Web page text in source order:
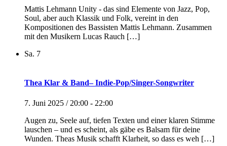
Mattis Lehmann Unity - das sind Elemente von Jazz, Pop,
Soul, aber auch Klassik und Folk, vereint in den
Kompositionen des Bassisten Mattis Lehmann. Zusammen
mit den Musikern Lucas Rauch […]
Sa. 7
Thea Klar & Band– Indie-Pop/Singer-Songwriter
7. Juni 2025 / 20:00 - 22:00
Augen zu, Seele auf, tiefen Texten und einer klaren Stimme
lauschen – und es scheint, als gäbe es Balsam für deine
Wunden. Theas Musik schafft Klarheit, so dass es weh […]